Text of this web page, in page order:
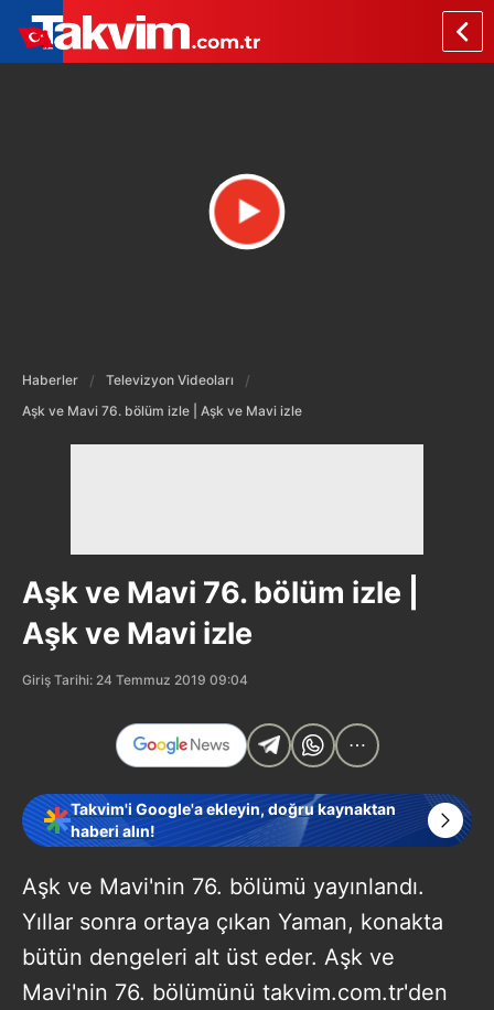
Haberler
Televizyon Videoları
Aşk ve Mavi 76. bölüm izle | Aşk ve Mavi izle
Aşk ve Mavi 76. bölüm izle |
Aşk ve Mavi izle
Giriş Tarihi: 24 Temmuz 2019 09:04
Takvim'i Google'a ekleyin, doğru kaynaktan
haberi alın!
Aşk ve Mavi'nin 76. bölümü yayınlandı.
Yıllar sonra ortaya çıkan Yaman, konakta
bütün dengeleri alt üst eder. Aşk ve
Mavi'nin 76. bölümünü takvim.com.tr'den